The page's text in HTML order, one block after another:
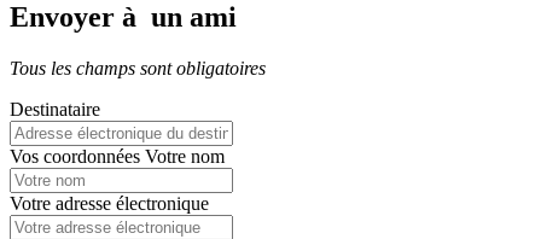
Envoyer à un ami
Tous les champs sont obligatoires
Destinataire
Vos coordonnées Votre nom
Votre adresse électronique